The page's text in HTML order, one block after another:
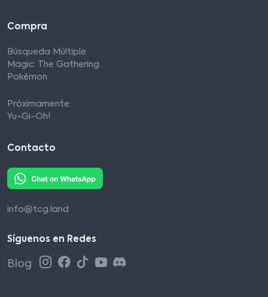
Compra
Búsqueda Múltiple
Magic: The Gathering
Pokémon
Próximamente:
Yu-Gi-Oh!
Contacto
info@tcg.land
Síguenos en Redes
Blog